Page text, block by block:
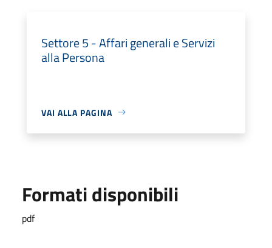
Settore 5 - Affari generali e Servizi
alla Persona
VAI ALLA PAGINA
Formati disponibili
pdf